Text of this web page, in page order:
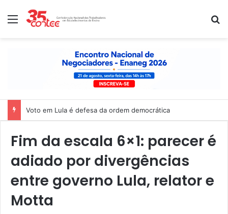
Menu
Voto em Lula é defesa da ordem democrática
Fim da escala 6×1: parecer é
adiado por divergências
entre governo Lula, relator e
Motta